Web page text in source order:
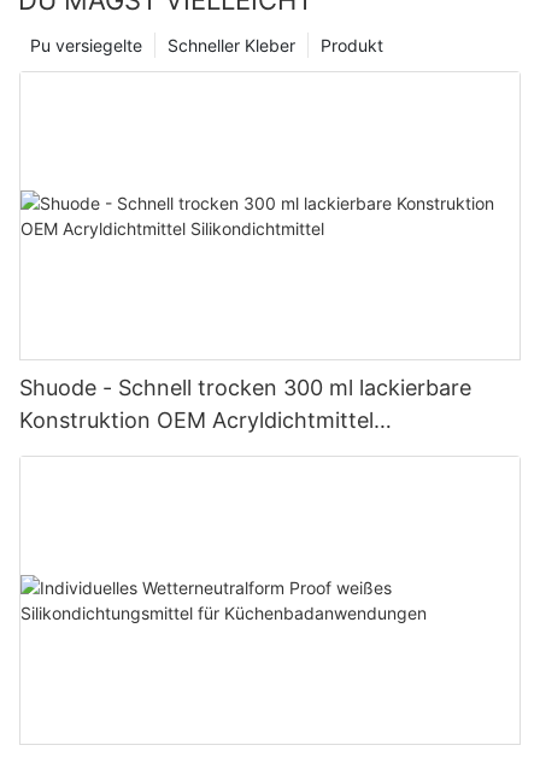
Produkt
Schneller Kleber
Pu versiegelte
Shuode - Schnell trocken 300 ml lackierbare
Konstruktion OEM Acryldichtmittel
Silikondichtmittel